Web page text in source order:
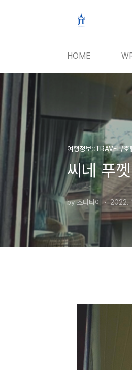
HOME
여행정보::TRAVEL/호
씨네 푸
by 조니타이 2022.